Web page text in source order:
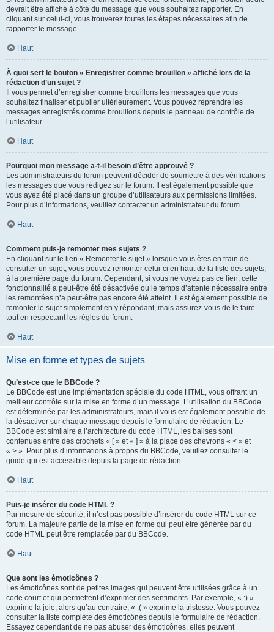
devrait être affiché à côté du message que vous souhaitez rapporter. En
cliquant sur celui-ci, vous trouverez toutes les étapes nécessaires afin de
rapporter le message.
Haut
À quoi sert le bouton « Enregistrer comme brouillon » affiché lors de la
rédaction d’un sujet ?
Il vous permet d’enregistrer comme brouillons les messages que vous
souhaitez finaliser et publier ultérieurement. Vous pouvez reprendre les
messages enregistrés comme brouillons depuis le panneau de contrôle de
l’utilisateur.
Haut
Pourquoi mon message a-t-il besoin d’être approuvé ?
Les administrateurs du forum peuvent décider de soumettre à des vérifications
les messages que vous rédigez sur le forum. Il est également possible que
vous ayez été placé dans un groupe d’utilisateurs aux permissions limitées.
Pour plus d’informations, veuillez contacter un administrateur du forum.
Haut
Comment puis-je remonter mes sujets ?
En cliquant sur le lien « Remonter le sujet » lorsque vous êtes en train de
consulter un sujet, vous pouvez remonter celui-ci en haut de la liste des sujets,
à la première page du forum. Cependant, si vous ne voyez pas ce lien, cette
fonctionnalité a peut-être été désactivée ou le temps d’attente nécessaire entre
les remontées n’a peut-être pas encore été atteint. Il est également possible de
remonter le sujet simplement en y répondant, mais assurez-vous de le faire
tout en respectant les règles du forum.
Haut
Mise en forme et types de sujets
Qu’est-ce que le BBCode ?
Le BBCode est une implémentation spéciale du code HTML, vous offrant un
meilleur contrôle sur la mise en forme d’un message. L’utilisation du BBCode
est déterminée par les administrateurs, mais il vous est également possible de
la désactiver sur chaque message depuis le formulaire de rédaction. Le
BBCode est similaire à l’architecture du code HTML, les balises sont
contenues entre des crochets « [ » et « ] » à la place des chevrons « < » et
« > ». Pour plus d’informations à propos du BBCode, veuillez consulter le
guide qui est accessible depuis la page de rédaction.
Haut
Puis-je insérer du code HTML ?
Par mesure de sécurité, il n’est pas possible d’insérer du code HTML sur ce
forum. La majeure partie de la mise en forme qui peut être générée par du
code HTML peut être remplacée par du BBCode.
Haut
Que sont les émoticônes ?
Les émoticônes sont de petites images qui peuvent être utilisées grâce à un
code court et qui permettent d’exprimer des sentiments. Par exemple, « :) »
exprime la joie, alors qu’au contraire, « :( » exprime la tristesse. Vous pouvez
consulter la liste complète des émoticônes depuis le formulaire de rédaction.
Essayez cependant de ne pas abuser des émoticônes, elles peuvent